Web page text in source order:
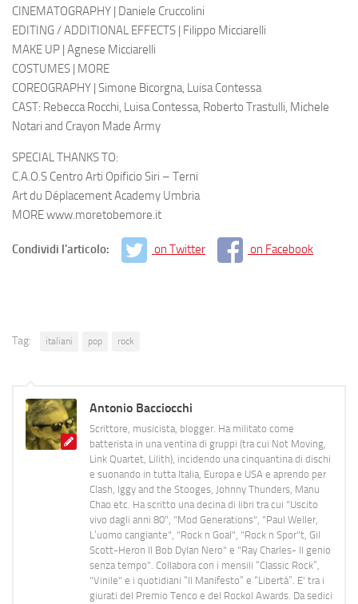
CINEMATOGRAPHY | Daniele Cruccolini
EDITING / ADDITIONAL EFFECTS | Filippo Micciarelli
MAKE UP | Agnese Micciarelli
COSTUMES | MORE
COREOGRAPHY | Simone Bicorgna, Luisa Contessa
CAST: Rebecca Rocchi, Luisa Contessa, Roberto Trastulli, Michele
Notari and Crayon Made Army
SPECIAL THANKS TO:
C.A.O.S Centro Arti Opificio Siri – Terni
Art du Déplacement Academy Umbria
MORE www.moretobemore.it
Condividi l'articolo: on Twitter on Facebook
Tag: italiani pop rock
Antonio Bacciocchi
Scrittore, musicista, blogger. Ha militato come
batterista in una ventina di gruppi (tra cui Not Moving,
Link Quartet, Lilith), incidendo una cinquantina di dischi
e suonando in tutta Italia, Europa e USA e aprendo per
Clash, Iggy and the Stooges, Johnny Thunders, Manu
Chao etc. Ha scritto una decina di libri tra cui "Uscito
vivo dagli anni 80", "Mod Generations", "Paul Weller,
L’uomo cangiante", "Rock n Goal", "Rock n Spor"t, Gil
Scott-Heron Il Bob Dylan Nero" e "Ray Charles- Il genio
senza tempo". Collabora con i mensili “Classic Rock”,
"Vinile" e i quotidiani “Il Manifesto” e “Libertà”. E' tra i
giurati del Premio Tenco e del Rockol Awards. Da sedici